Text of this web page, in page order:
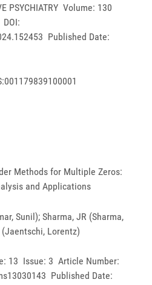
PSYCHIATRY Volume: 130
Published Date:
Methods for Multiple Zeros:
and Applications
Sunil); Sharma, JR (Sharma,
Lorentz)
13 Issue: 3 Article Number:
Published Date: